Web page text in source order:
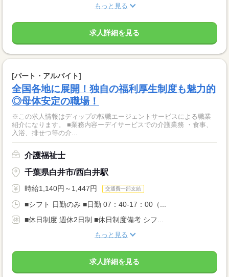
もっと見る
求人詳細を見る
[パート・アルバイト]
全国各地に展開！独自の福利厚生制度も魅力的
◎母体安定の職場！
※この求人情報はディップの転職エージェントサービスによる職業
紹介になります。 ■業務内容ーデイサービスでの介護業務 ・食事、
入浴、排せつ等の介...
介護福祉士
千葉県白井市/西白井駅
時給1,140円～1,447円 交通費一部支給
■シフト 日勤のみ ■日勤 07：40-17：00（...
■休日制度 週休2日制 ■休日制度備考 シフ...
もっと見る
求人詳細を見る